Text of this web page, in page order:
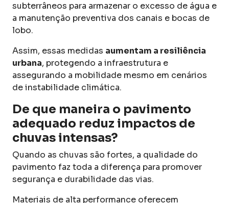
subterrâneos para armazenar o excesso de água e
a manutenção preventiva dos canais e bocas de
lobo.
Assim, essas medidas aumentam a resiliência
urbana, protegendo a infraestrutura e
assegurando a mobilidade mesmo em cenários
de instabilidade climática.
De que maneira o pavimento
adequado reduz impactos de
chuvas intensas?
Quando as chuvas são fortes, a qualidade do
pavimento faz toda a diferença para promover
segurança e durabilidade das vias.
Materiais de alta performance oferecem